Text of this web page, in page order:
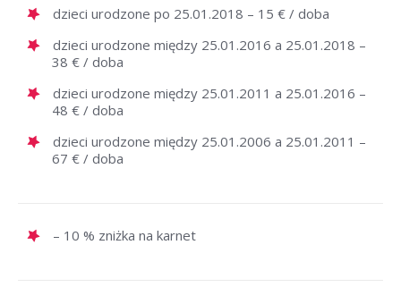
dzieci urodzone po 25.01.2018 – 15 € / doba
dzieci urodzone między 25.01.2016 a 25.01.2018 –
38 € / doba
dzieci urodzone między 25.01.2011 a 25.01.2016 –
48 € / doba
dzieci urodzone między 25.01.2006 a 25.01.2011 –
67 € / doba
– 10 % zniżka na karnet